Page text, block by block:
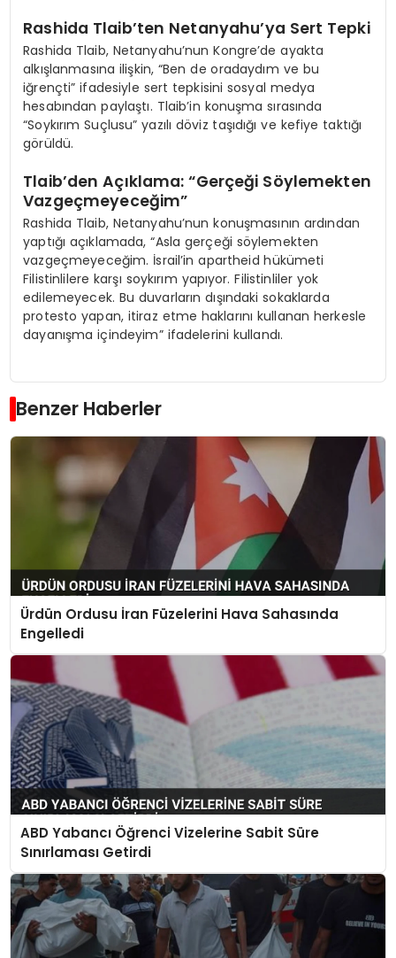
Rashida Tlaib’ten Netanyahu’ya Sert Tepki
Rashida Tlaib, Netanyahu’nun Kongre’de ayakta
alkışlanmasına ilişkin, “Ben de oradaydım ve bu
iğrençti” ifadesiyle sert tepkisini sosyal medya
hesabından paylaştı. Tlaib’in konuşma sırasında
“Soykırım Suçlusu” yazılı döviz taşıdığı ve kefiye taktığı
görüldü.
Tlaib’den Açıklama: “Gerçeği Söylemekten
Vazgeçmeyeceğim”
Rashida Tlaib, Netanyahu’nun konuşmasının ardından
yaptığı açıklamada, “Asla gerçeği söylemekten
vazgeçmeyeceğim. İsrail’in apartheid hükümeti
Filistinlilere karşı soykırım yapıyor. Filistinliler yok
edilemeyecek. Bu duvarların dışındaki sokaklarda
protesto yapan, itiraz etme haklarını kullanan herkesle
dayanışma içindeyim” ifadelerini kullandı.
Benzer Haberler
Ürdün Ordusu İran Füzelerini Hava Sahasında
Engelledi
ABD Yabancı Öğrenci Vizelerine Sabit Süre
Sınırlaması Getirdi